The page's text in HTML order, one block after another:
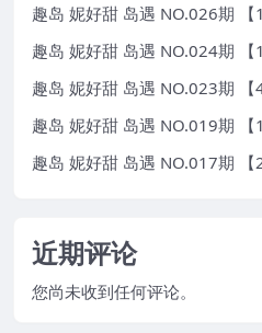
趣岛 妮好甜 岛遇 NO.026期
趣岛 妮好甜 岛遇 NO.024期
趣岛 妮好甜 岛遇 NO.023期
趣岛 妮好甜 岛遇 NO.019期
趣岛 妮好甜 岛遇 NO.017期
近期评论
您尚未收到任何评论。